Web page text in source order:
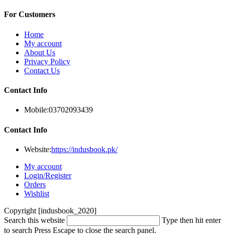
For Customers
Home
My account
About Us
Privacy Policy
Contact Us
Contact Info
Mobile:03702093439
Contact Info
Website:https://indusbook.pk/
My account
Login/Register
Orders
Wishlist
Copyright [indusbook_2020]
Search this website
Type then hit enter
to search Press Escape to close the search panel.